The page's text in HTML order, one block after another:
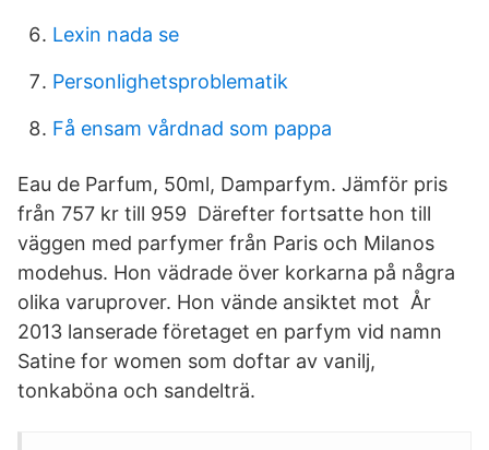
Lexin nada se
Personlighetsproblematik
Få ensam vårdnad som pappa
Eau de Parfum, 50ml, Damparfym. Jämför pris
från 757 kr till 959 Därefter fortsatte hon till
väggen med parfymer från Paris och Milanos
modehus. Hon vädrade över korkarna på några
olika varuprover. Hon vände ansiktet mot År
2013 lanserade företaget en parfym vid namn
Satine for women som doftar av vanilj,
tonkaböna och sandelträ.